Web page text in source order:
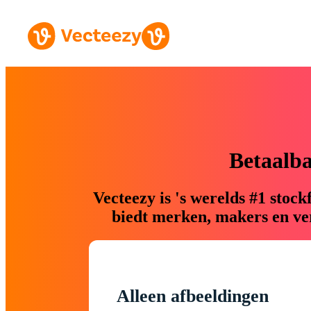
Vecteezy is 's werelds #1
biedt merken, makers en
Alleen afbeeldingen